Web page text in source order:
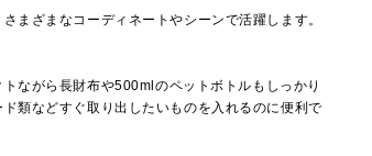
まざまなコーディネートやシーンで活躍します。
ながら長財布や500mlのペットボトルもしっかり
類などすぐ取り出したいものを入れるのに便利で